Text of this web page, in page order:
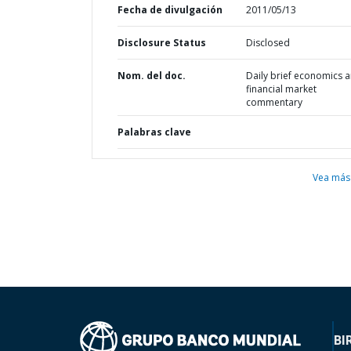
Fecha de divulgación 2011/05/13
Disclosure Status Disclosed
Nom. del doc.
Daily brief economics
financial market
commentary
Palabras clave
Vea más